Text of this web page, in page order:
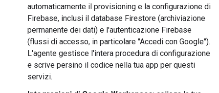
automaticamente il provisioning e la configurazione di
Firebase, inclusi il database Firestore (archiviazione
permanente dei dati) e l'autenticazione Firebase
(flussi di accesso, in particolare "Accedi con Google").
L'agente gestisce l'intera procedura di configurazione
e scrive persino il codice nella tua app per questi
servizi.